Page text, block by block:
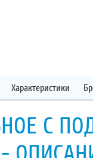
Характеристики
С